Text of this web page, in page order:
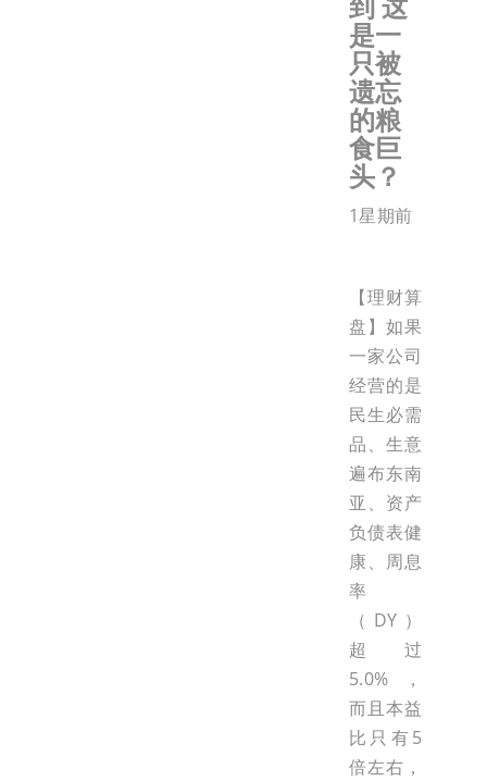
是一
只被
遗忘
的粮
食巨
头？
1星期前
【理财算
盘】如果
一家公司
经营的是
民生必需
品、生意
遍布东南
亚、资产
负债表健
康、周息
率
（DY）
超过
5.0%，
而且本益
比只有5
倍左右，